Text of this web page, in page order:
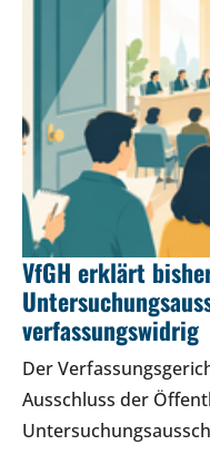
VfGH erklärt
verfassungswidrig
Der
Ausschluss der